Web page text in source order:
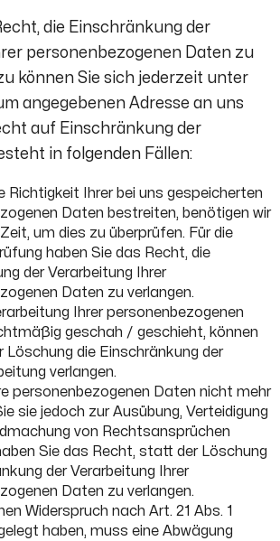
die Einschränkung der
personenbezogenen Daten zu
können Sie sich jederzeit unter
angegebenen Adresse an uns
auf Einschränkung der
in folgenden Fällen:
Richtigkeit Ihrer bei uns gespeicherten
Daten bestreiten, benötigen wir
um dies zu überprüfen. Für die
haben Sie das Recht, die
der Verarbeitung Ihrer
Daten zu verlangen.
Ihrer personenbezogenen
geschah / geschieht, können
Löschung die Einschränkung der
verlangen.
personenbezogenen Daten nicht mehr
sie jedoch zur Ausübung, Verteidigung
von Rechtsansprüchen
Sie das Recht, statt der Löschung
der Verarbeitung Ihrer
Daten zu verlangen.
Widerspruch nach Art. 21 Abs. 1
haben, muss eine Abwägung